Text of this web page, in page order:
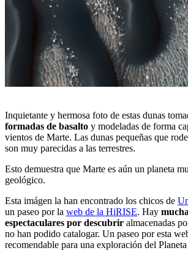
Inquietante y hermosa foto de estas dunas
formadas de basalto y modeladas de forma
vientos de Marte. Las dunas pequeñas que
son muy parecidas a las terrestres.
Esto demuestra que Marte es aún un planeta
geológico.
Esta imágen la han encontrado los chicos de
un paseo por la web de la HiRISE. Hay
espectaculares por descubrir almacenadas
no han podido catalogar. Un paseo por esta
recomendable para una exploración del